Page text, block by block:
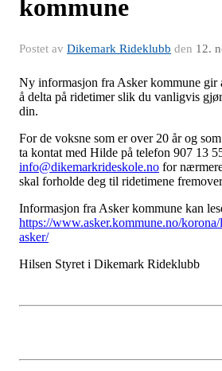
kommune
Postet av Dikemark Rideklubb den 12.
Ny informasjon fra Asker kommune gir
å delta på ridetimer slik du vanligvis
din.
For de voksne som er over 20 år og
ta kontat med Hilde på telefon 907 13
info@dikemarkrideskole.no for
skal forholde deg til ridetimene
Informasjon fra Asker kommune kan
https://www.asker.kommune.no/
asker/
Hilsen Styret i Dikemark Rideklubb